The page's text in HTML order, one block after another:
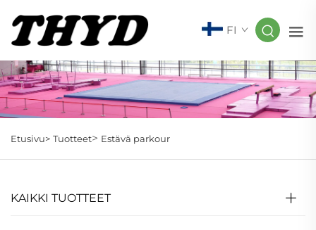
FI
Etusivu> Tuotteet> Estävä parkour
KAIKKI TUOTTEET